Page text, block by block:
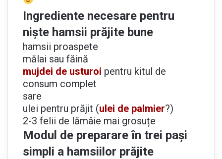
Ingrediente necesare pentru
niște hamsii prăjite bune
hamsii proaspete
mălai sau făină
mujdei de usturoi pentru kitul de
consum complet
sare
ulei pentru prăjit (ulei de palmier?)
2-3 felii de lămâie mai grosuțe
Modul de preparare în trei pași
simpli a hamsiilor prăjite